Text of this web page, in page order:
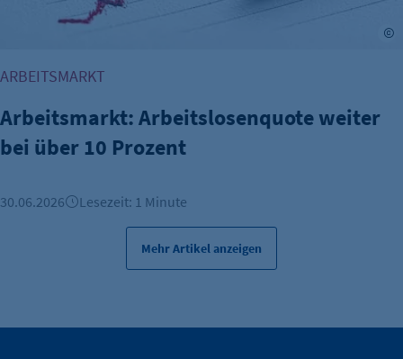
ARBEITSMARKT
Arbeitsmarkt: Arbeitslosenquote weiter
bei über 10 Prozent
30.06.2026 Lesezeit: 1 Minute
Mehr Artikel anzeigen